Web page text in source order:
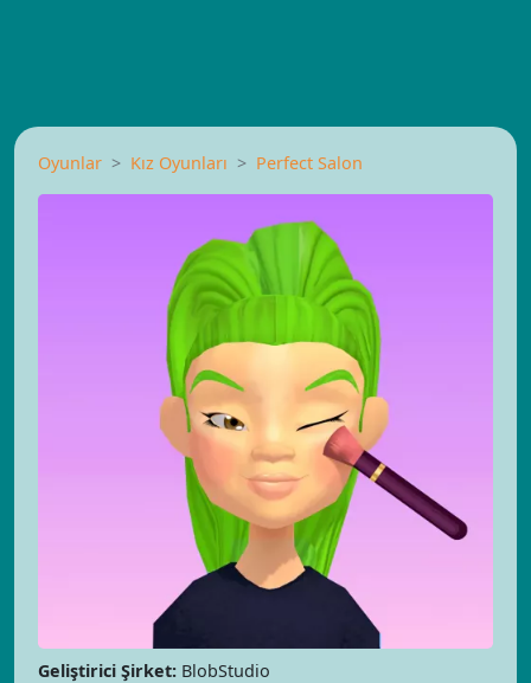
Oyunlar Kız Oyunları Perfect Salon
Geliştirici Şirket: BlobStudio